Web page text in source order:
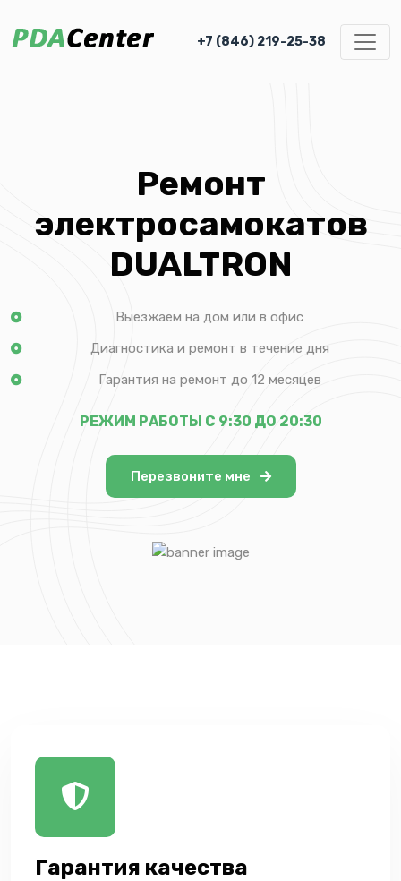
+7 (846) 219-25-38
Ремонт
электросамокатов
DUALTRON
Выезжаем на дом или в офис
Диагностика и ремонт в течение дня
Гарантия на ремонт до 12 месяцев
РЕЖИМ РАБОТЫ С 9:30 ДО 20:30
Перезвоните мне
Гарантия качества